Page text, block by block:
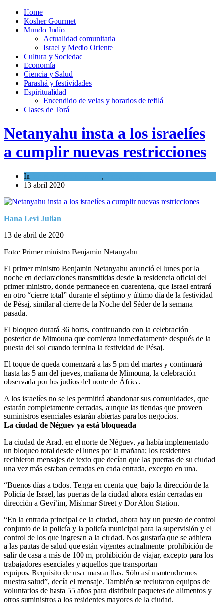
Home
Kosher Gourmet
Mundo Judío
Actualidad comunitaria
Israel y Medio Oriente
Cultura y Sociedad
Economía
Ciencia y Salud
Parashá y festividades
Espiritualidad
Encendido de velas y horarios de tefilá
Clases de Torá
Netanyahu insta a los israelíes
a cumplir nuevas restricciones
In ,
13 abril 2020
Hana Levi Julian
13 de abril de 2020
Foto: Primer ministro Benjamin Netanyahu
El primer ministro Benjamin Netanyahu anunció el lunes por la
noche en declaraciones transmitidas desde la residencia oficial del
primer ministro, donde permanece en cuarentena, que Israel entrará
en otro “cierre total” durante el séptimo y último día de la festividad
de Pésaj, similar al cierre de la Noche del Séder de la semana
pasada.
El bloqueo durará 36 horas, continuando con la celebración
posterior de Mimouna que comienza inmediatamente después de la
puesta del sol cuando termina la festividad de Pésaj.
El toque de queda comenzará a las 5 pm del martes y continuará
hasta las 5 am del jueves, mañana de Mimouna, la celebración
observada por los judíos del norte de África.
A los israelíes no se les permitirá abandonar sus comunidades, que
estarán completamente cerradas, aunque las tiendas que proveen
suministros esenciales estarán abiertas para los negocios.
La ciudad de Néguev ya está bloqueada
La ciudad de Arad, en el norte de Néguev, ya había implementado
un bloqueo total desde el lunes por la mañana; los residentes
recibieron mensajes de texto que decían que las puertas de su ciudad
una vez más estaban cerradas en cada entrada, excepto en una.
“Buenos días a todos. Tenga en cuenta que, bajo la dirección de la
Policía de Israel, las puertas de la ciudad ahora están cerradas en
dirección a Gevi’im, Mishmar Street y Dor Alon Station.
“En la entrada principal de la ciudad, ahora hay un puesto de control
conjunto de la policía y la policía municipal para la supervisión y el
control de los que ingresan a la ciudad. Nos gustaría que se adhiera
a las pautas de salud que están vigentes actualmente: prohibición de
salir de casa a más de 100 m, prohibición de viajar, excepto para los
trabajadores esenciales y aquellos que transportan
equipos. Requisito de usar mascarillas. Sólo así mantendremos
nuestra salud”, decía el mensaje. También se reclutaron equipos de
voluntarios de hasta 55 años para distribuir paquetes de alimentos y
otros suministros a los residentes mayores de la ciudad.